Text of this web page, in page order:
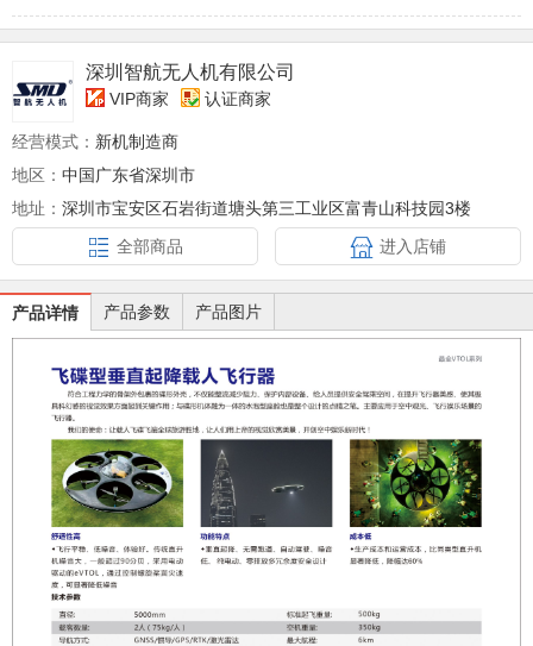
深圳智航无人机有限公司
VIP商家 认证商家
经营模式： 新机制造商
地区： 中国广东省深圳市
地址： 深圳市宝安区石岩街道塘头第三工业区富青山科技园3楼
全部商品
进入店铺
产品详情 产品参数 产品图片